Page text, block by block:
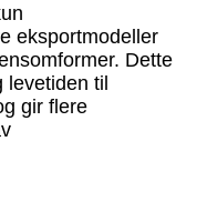
eksportmodeller
Dette
levetiden til
gir flere